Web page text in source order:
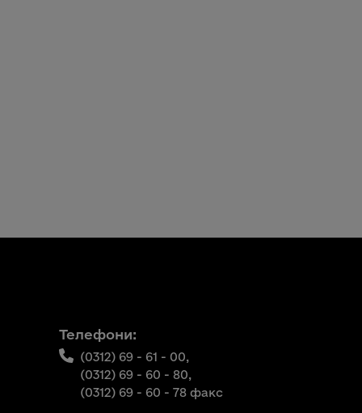
Телефони:
(0312) 69 - 61 - 00,
(0312) 69 - 60 - 80,
(0312) 69 - 60 - 78 факс